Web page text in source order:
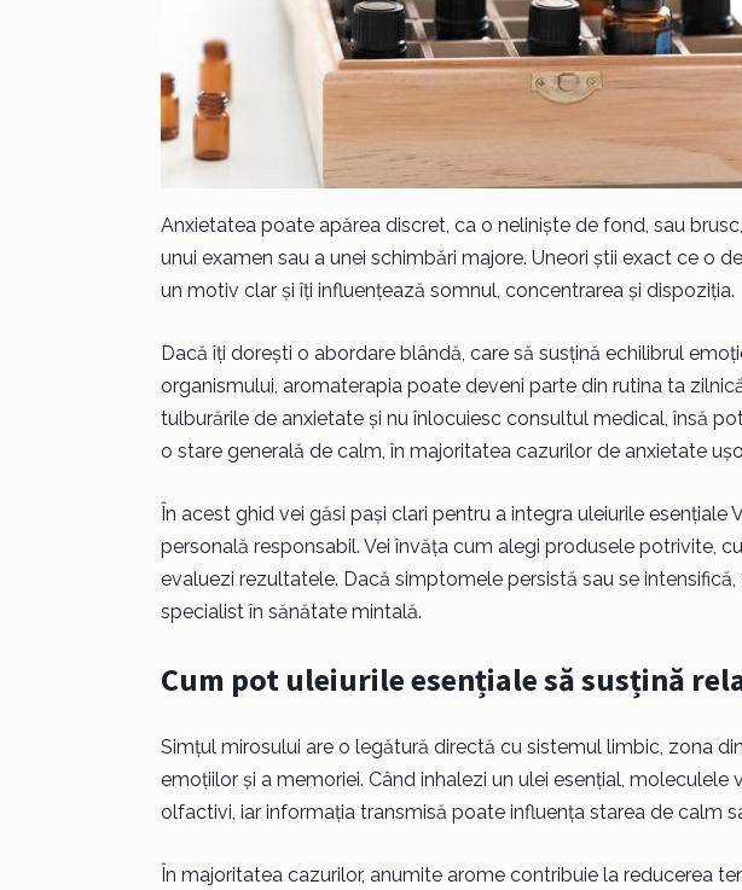
Anxietatea poate apărea discret, ca o neliniște de fond, sau
unui examen sau a unei schimbări majore. Uneori știi exact ce o
un motiv clar și îți influențează somnul, concentrarea și dispoziția.
Dacă îți dorești o abordare blândă, care să susțină echilibrul
organismului, aromaterapia poate deveni parte din rutina ta
tulburările de anxietate și nu înlocuiesc consultul medical, însă
o stare generală de calm, în majoritatea cazurilor de anxietate
În acest ghid vei găsi pași clari pentru a integra uleiurile esențiale
personală responsabil. Vei învăța cum alegi produsele potrivite,
evaluezi rezultatele. Dacă simptomele persistă sau se
specialist în sănătate mintală.
Cum pot uleiurile esențiale să susțină
Simțul mirosului are o legătură directă cu sistemul limbic, zona
emoțiilor și a memoriei. Când inhalezi un ulei esențial, moleculele
olfactivi, iar informația transmisă poate influența starea de calm
În majoritatea cazurilor, anumite arome contribuie la reducerea